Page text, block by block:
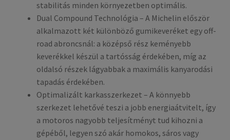
stabilitás minden környezetben optimális.
Dual Compound Technológia – A Michelin először
alkalmazott két különböző gumikeveréket egy off-
road abroncsnál: a középső rész keményebb
keverékkel készül a tartósság érdekében, míg az
oldalsó részek lágyabbak a maximális kanyarodási
tapadás érdekében.
Optimalizált karkasszerkezet – A könnyebb
szerkezet lehetővé teszi a jobb energiaátvitelt, így
a motoros nagyobb teljesítményt tud kihozni a
gépéből, legyen szó akár homokos, sáros vagy